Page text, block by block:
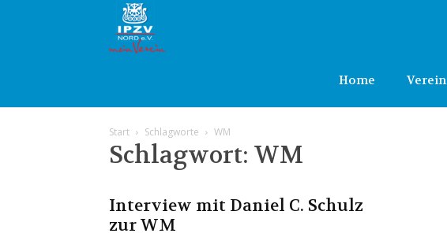
Home Verein
Start Schlagworte WM
Schlagwort: WM
Interview mit Daniel C. Schulz
zur WM